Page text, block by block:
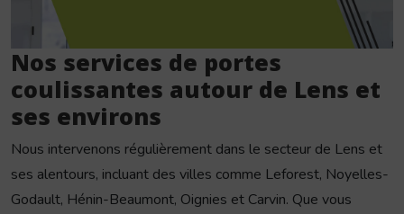
Nos services de portes
coulissantes autour de Lens et
ses environs
Nous intervenons régulièrement dans le secteur de Lens et
ses alentours, incluant des villes comme Leforest, Noyelles-
Godault, Hénin-Beaumont, Oignies et Carvin. Que vous